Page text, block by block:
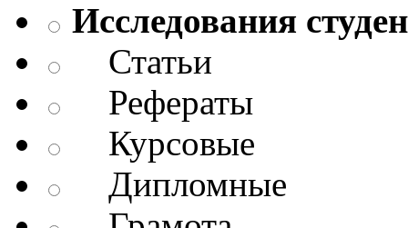
Исследования
Статьи
Рефераты
Курсовые
Дипломные